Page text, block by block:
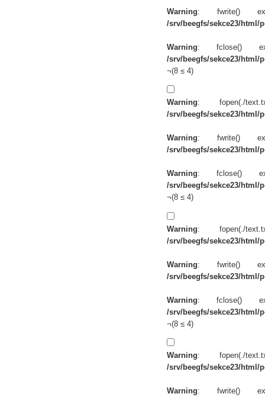
Warning: fwrite()
/srv/beegfs/sekce23/html/
Warning: fclose()
/srv/beegfs/sekce23/html/
¬(8 ≤ 4)
Warning: fopen(./
/srv/beegfs/sekce23/html/
Warning: fwrite()
/srv/beegfs/sekce23/html/
Warning: fclose()
/srv/beegfs/sekce23/html/
¬(8 ≤ 4)
Warning: fopen(./
/srv/beegfs/sekce23/html/
Warning: fwrite()
/srv/beegfs/sekce23/html/
Warning: fclose()
/srv/beegfs/sekce23/html/
¬(8 ≤ 4)
Warning: fopen(./
/srv/beegfs/sekce23/html/
Warning: fwrite()